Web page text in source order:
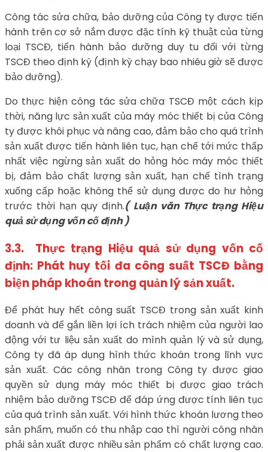
Công tác sửa chữa, bảo dưỡng của Công ty được tiến
hành trên cơ sở nắm được đặc tính kỹ thuật của từng
loại TSCĐ, tiến hành bảo dưỡng duy tu đối với từng
TSCĐ theo định kỳ (định kỳ chạy bao nhiêu giờ sẽ được
bảo dưỡng).
Do thực hiện công tác sửa chữa TSCĐ một cách kịp
thời, năng lực sản xuất của máy móc thiết bị của Công
ty được khôi phục và nâng cao, đảm bảo cho quá trình
sản xuất được tiến hành liên tục, hạn chế tới mức thấp
nhất việc ngừng sản xuất do hỏng hóc máy móc thiết
bị, đảm bảo chất lượng sản xuất, hạn chế tình trạng
xuống cấp hoặc không thể sử dụng được do hư hỏng
trước thời hạn quy định.( Luận văn Thực trạng Hiệu
quả sử dụng vốn cố định )
3.3. Thực trạng Hiệu quả sử dụng vốn cố
định: Phát huy tối đa công suất TSCĐ bằng
biện pháp khoán trong quản lý sản xuất.
Để phát huy hết công suất TSCĐ trong sản xuất kinh
doanh và để gắn liền lợi ích trách nhiệm của người lao
động với tư liệu sản xuất do mình quản lý và sử dụng,
Công ty đã áp dụng hình thức khoán trong lĩnh vực
sản xuất. Các công nhân trong Công ty được giao
quyền sử dụng máy móc thiết bị được giao trách
nhiệm bảo dưỡng TSCĐ để đáp ứng được tính liên tục
của quá trình sản xuất. Với hình thức khoán lương theo
sản phẩm, muốn có thu nhập cao thì người công nhân
phải sản xuất được nhiều sản phẩm có chất lượng cao.